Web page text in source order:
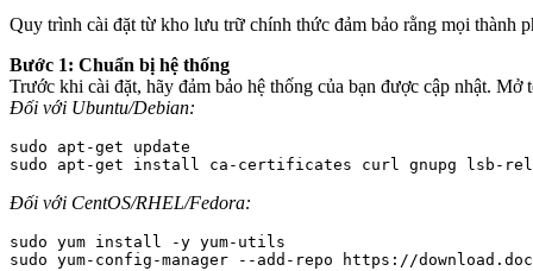
Quy trình cài đặt từ kho lưu trữ chính thức đảm bảo rằng mọi thành
Bước 1: Chuẩn bị hệ thống
Trước khi cài đặt, hãy đảm bảo hệ thống của bạn được cập nhật. Mở
Đối với Ubuntu/Debian:
sudo apt-get update
Đối với CentOS/RHEL/Fedora:
sudo yum install -y yum-utils
sudo yum-config-manager --add-repo https://